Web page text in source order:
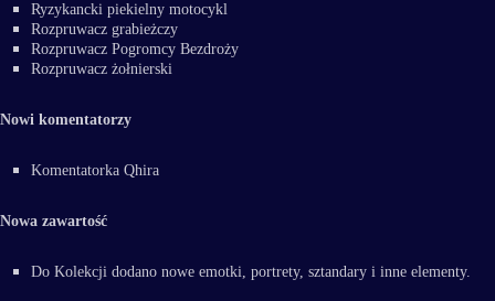
Ryzykancki piekielny motocykl
Rozpruwacz grabieżczy
Rozpruwacz Pogromcy Bezdroży
Rozpruwacz żołnierski
Nowi komentatorzy
Komentatorka Qhira
Nowa zawartość
Do Kolekcji dodano nowe emotki, portrety, sztandary i inne elementy.